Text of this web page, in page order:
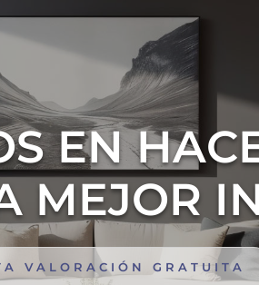
EN
MEJOR
VALORACIÓN GRATUITA